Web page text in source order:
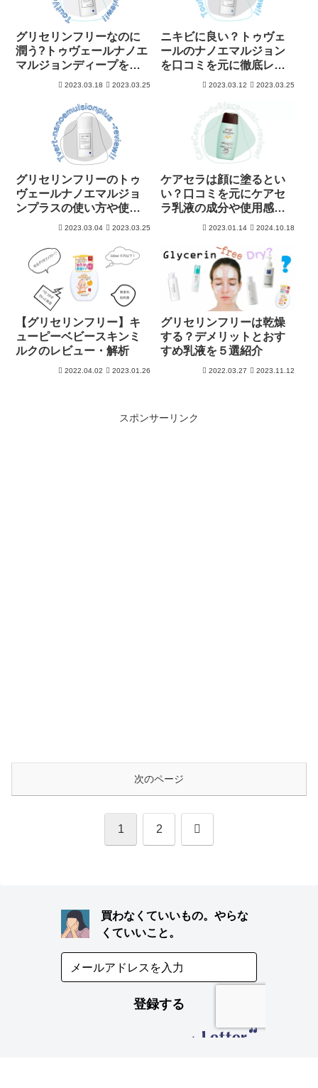
グリセリンフリーなのに
潤う?トゥヴェールナノエ
マルジョンディープをレ
2023.03.18 2023.03.25
ニキビに良い？トゥヴェ
ールのナノエマルジョン
を口コミを元に徹底レビ
2023.03.12 2023.03.25
グリセリンフリーのトゥ
ヴェールナノエマルジョ
ンプラスの使い方や使用
感をレビュー2023.03.04 2023.03.25
ケアセラは顔に塗るとい
い？口コミを元にケアセ
ラ乳液の成分や使用感を
徹底解析！2023.01.14 2024.10.18
【グリセリンフリー】キ
ューピーベビースキンミ
ルクのレビュー・解析
2022.04.02 2023.01.26
グリセリンフリーは乾燥
する？デメリットとおす
すめ乳液を５選紹介
2022.03.27 2023.11.12
スポンサーリンク
次のページ
1 2 次